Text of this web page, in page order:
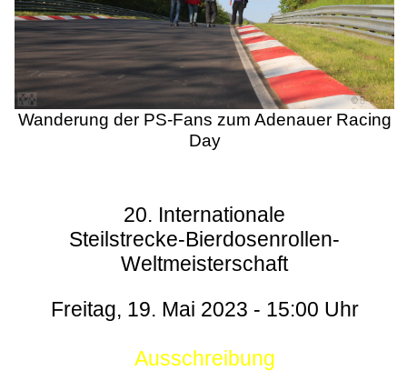
Wanderung der PS-Fans zum Adenauer Racing
Day
20. Internationale
Steilstrecke-Bierdosenrollen-
Weltmeisterschaft
Freitag, 19. Mai 2023 - 15:00 Uhr
Ausschreibung